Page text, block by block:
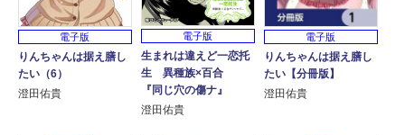
電子版
りんちゃんは据え膳し
たい（6）
澄田佑貴
電子版
生まれは違えど一恋托
生 異種族×百合
『同じ穴の傷ナ』
澄田佑貴
電子版
りんちゃんは据え膳し
たい【分冊版】
澄田佑貴